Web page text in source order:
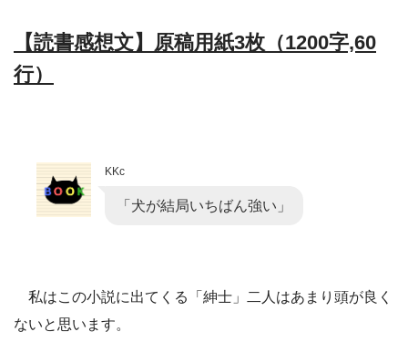
【読書感想文】原稿用紙3枚（1200字,60
行）
KKc
「犬が結局いちばん強い」
私はこの小説に出てくる「紳士」二人はあまり頭が良く
ないと思います。